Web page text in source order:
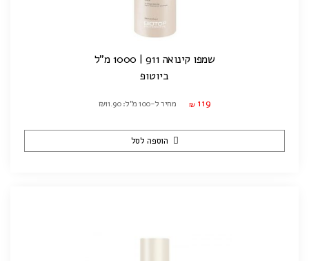
שמפו קינואה 911 | 1000 מ"ל
ביוטופ
₪ 119 מחיר ל-100 מ"ל: ₪11.90
הוספה לסל